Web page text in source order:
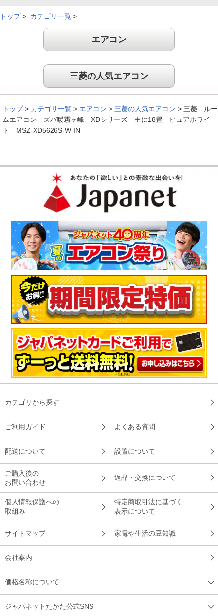
トップ> カテゴリ一覧 >
エアコン
三菱の人気エアコン
トップ > カテゴリ一覧 > エアコン > 三菱の人気エアコン > 三菱 ルー
ムエアコン ズバ暖霧ヶ峰 XDシリーズ 主に18畳 ピュアホワイ
ト MSZ-XD5626S-W-IN
カテゴリから探す
ご利用ガイド よくある質問
配送について 設置について
ご購入後の
お問い合わせ
返品・交換について
個人情報保護への
取組み
特定商取引法に基づく
表示について
サイトマップ 家電や生活の豆知識
会社案内
価格名称について
ジャパネットたかた公式SNS